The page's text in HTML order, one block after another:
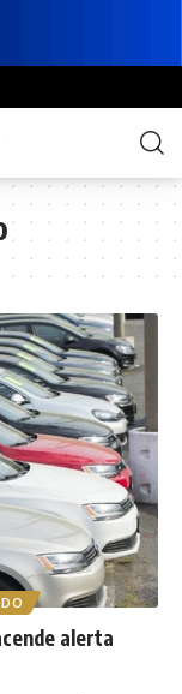
alerta